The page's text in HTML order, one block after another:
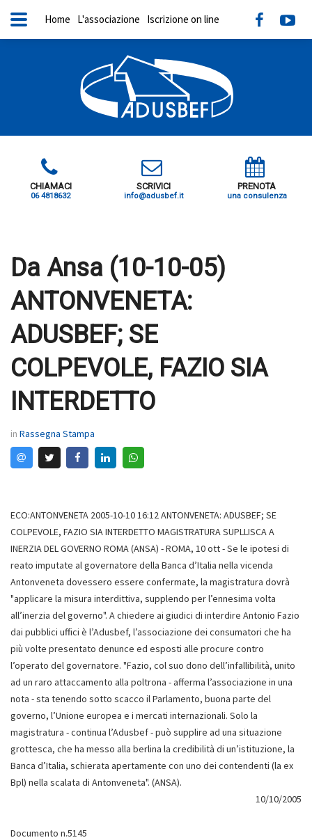
CHIAMACI
06 4818632
SCRIVICI
info@adusbef.it
PRENOTA
una consulenza
Home L'associazione Iscrizione on line
Da Ansa (10-10-05)
ANTONVENETA:
ADUSBEF; SE
COLPEVOLE, FAZIO SIA
INTERDETTO
in Rassegna Stampa
ECO:ANTONVENETA 2005-10-10 16:12 ANTONVENETA: ADUSBEF; SE
COLPEVOLE, FAZIO SIA INTERDETTO MAGISTRATURA SUPLLISCA A
INERZIA DEL GOVERNO ROMA (ANSA) - ROMA, 10 ott - Se le ipotesi di
reato imputate al governatore della Banca d’Italia nella vicenda
Antonveneta dovessero essere confermate, la magistratura dovrà
"applicare la misura interdittiva, supplendo per l’ennesima volta
all’inerzia del governo". A chiedere ai giudici di interdire Antonio Fazio
dai pubblici uffici è l’Adusbef, l’associazione dei consumatori che ha
più volte presentato denunce ed esposti alle procure contro
l’operato del governatore. "Fazio, col suo dono dell’infallibilità, unito
ad un raro attaccamento alla poltrona - afferma l’associazione in una
nota - sta tenendo sotto scacco il Parlamento, buona parte del
governo, l’Unione europea e i mercati internazionali. Solo la
magistratura - continua l’Adusbef - può supplire ad una situazione
grottesca, che ha messo alla berlina la credibilità di un’istituzione, la
Banca d’Italia, schierata apertamente con uno dei contendenti (la ex
Bpl) nella scalata di Antonveneta". (ANSA).
10/10/2005
Documento n.5145